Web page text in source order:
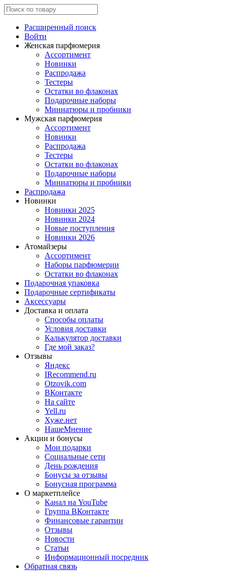
Расширенный поиск
Войти
Женская парфюмерия
Ассортимент
Новинки
Распродажа
Тестеры
Остатки во флаконах
Подарочные наборы
Миниатюры и пробники
Мужская парфюмерия
Ассортимент
Новинки
Распродажа
Тестеры
Остатки во флаконах
Подарочные наборы
Миниатюры и пробники
Распродажа
Новинки
Новинки 2025
Новинки 2024
Новые поступления
Новинки 2026
Атомайзеры
Ассортимент
Наборы парфюмерии
Остатки во флаконах
Подарочная упаковка
Подарочные сертификаты
Аксессуары
Доставка и оплата
Способы оплаты
Условия доставки
Калькулятор доставки
Где мой заказ?
Отзывы
Яндекс
IRecommend.ru
Otzovik.com
ВКонтакте
На сайте
Yell.ru
Хуже.нет
НашеМнение
Акции и бонусы
Мои подарки
Социальные сети
День рождения
Бонусы за отзывы
Бонусная программа
О маркетплейсе
Канал на YouTube
Группа ВКонтакте
Финансовые гарантии
Отзывы
Новости
Статьи
Информационный посредник
Обратная связь